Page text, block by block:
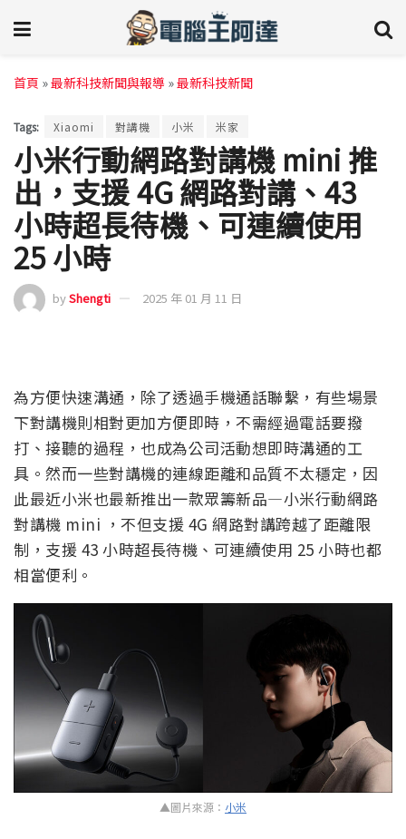
首頁 »最新科技新聞與報導 »最新科技新聞
Tags: Xiaomi 對講機 小米 米家
小米行動網路對講機 mini 推
出，支援 4G 網路對講、43
小時超長待機、可連續使用
25 小時
byShengti 2025 年 01 月 11 日
為方便快速溝通，除了透過手機通話聯繫，有些場景
下對講機則相對更加方便即時，不需經過電話要撥
打、接聽的過程，也成為公司活動想即時溝通的工
具。然而一些對講機的連線距離和品質不太穩定，因
此最近小米也最新推出一款眾籌新品—小米行動網路
對講機 mini ，不但支援 4G 網路對講跨越了距離限
制，支援 43 小時超長待機、可連續使用 25 小時也都
相當便利。
▲圖片來源： 小米